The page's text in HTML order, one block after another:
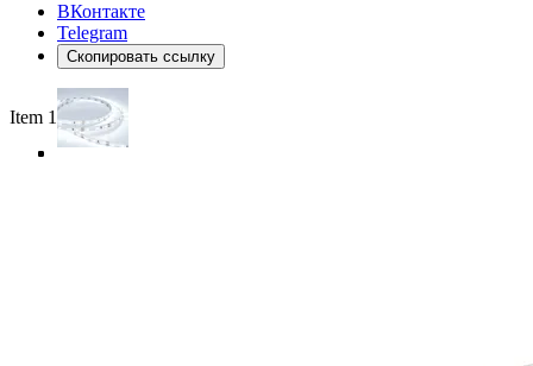
ВКонтакте
Telegram
Скопировать ссылку
Item 1 of 4